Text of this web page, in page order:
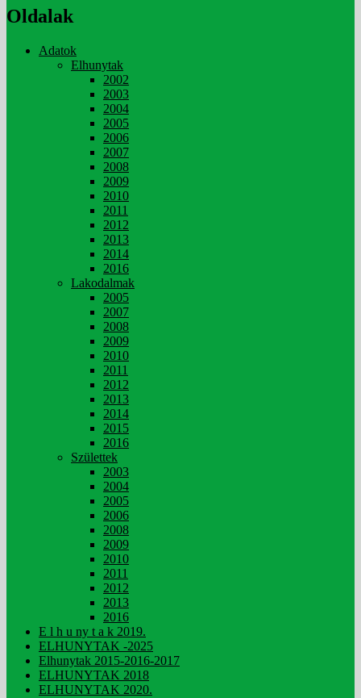
Oldalak
Adatok
Elhunytak
2002
2003
2004
2005
2006
2007
2008
2009
2010
2011
2012
2013
2014
2016
Lakodalmak
2005
2007
2008
2009
2010
2011
2012
2013
2014
2015
2016
Születtek
2003
2004
2005
2006
2008
2009
2010
2011
2012
2013
2016
E l h u ny t a k 2019.
ELHUNYTAK -2025
Elhunytak 2015-2016-2017
ELHUNYTAK 2018
ELHUNYTAK 2020.